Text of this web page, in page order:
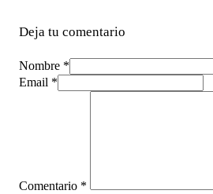
Deja tu comentario
Nombre *
Email *
Comentario *